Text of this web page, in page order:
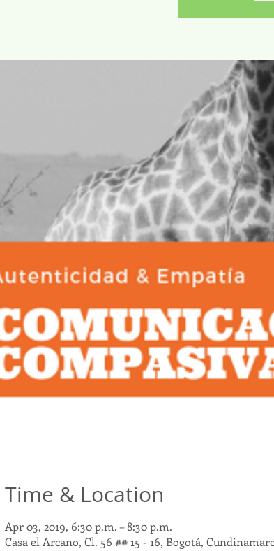
Time & Location
Apr 03, 2019, 6:30 p.m. – 8:30 p.m.
Casa el Arcano, Cl. 56 ## 15 - 16, Bogotá,